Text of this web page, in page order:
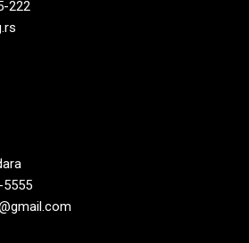
222
5555